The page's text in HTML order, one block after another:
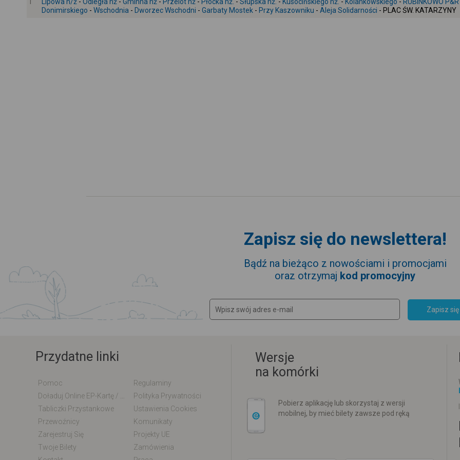
Donimirskiego - Wschodnia - Dworzec Wschodni - Garbaty Mostek - Przy Kaszowniku - Aleja Solidarności - PLAC ŚW. KATARZYNY
Zapisz się do newslettera!
Bądź na bieżąco z nowościami i promocjami
oraz otrzymaj kod promocyjny
Zapisz się
Przydatne linki
Pomoc
Regulaminy
Polityka Prywatności
Tabliczki Przystankowe
Ustawienia Cookies
Przewoźnicy
Komunikaty
Zarejestruj Się
Projekty UE
Twoje Bilety
Zamówienia
Wersje
na komórki
Pobierz aplikację lub skorzystaj z wersji
mobilnej, by mieć bilety zawsze pod ręką